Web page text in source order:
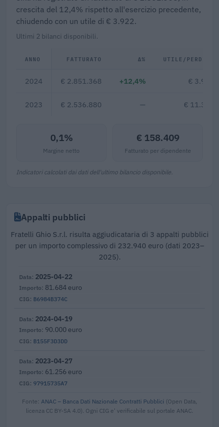
crescita del 12,4% rispetto all'esercizio precedente,
chiudendo con un utile di € 3.922.
Ultimi 2 bilanci disponibili.
ANNO FATTURATO Δ% UTILE/PERDITA
2024 € 2.851.368 +12,4% € 3.922
2023 € 2.536.880 — € 11.315
0,1%
Margine netto
€ 158.409
Fatturato per dipendente
Indicatori calcolati dai dati dell'ultimo bilancio disponibile.
Appalti pubblici
Fratelli Ghio S.r.l. risulta aggiudicataria di 3 appalti pubblici
per un importo complessivo di 232.940 euro (dati 2023–
2025).
B6984B374C
2025-04-22
81.684 euro
B155F3D3DD
2024-04-19
90.000 euro
97915735A7
2023-04-27
61.256 euro
Fonte: ANAC – Banca Dati Nazionale Contratti Pubblici (Open Data,
licenza CC BY-SA 4.0). Ogni CIG e' verificabile sul portale ANAC.